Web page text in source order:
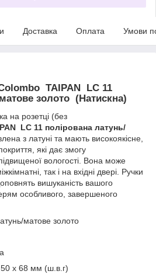
Доставка Оплата Умови
TAIPAN LC 11
золото (Натискна)
на розетці (без
LC 11 полірована латунь/
з латуні та мають високоякісне,
які дає змогу
вологості. Вона може
так і на вхідні двері. Ручки
вишуканість вашого
особливого, завершеного
матове золото
50 х 68 мм (ш.в.г)